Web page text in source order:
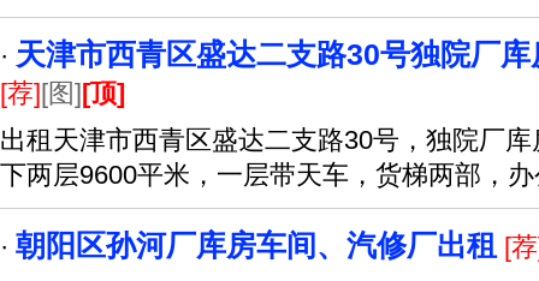
· 天津市西青区盛达二支路30号独院厂
[荐][图][顶]
出租天津市西青区盛达二支路30号，独院厂
下两层9600平米，一层带天车，货梯两部，
· 朝阳区孙河厂库房车间、汽修厂出租 [